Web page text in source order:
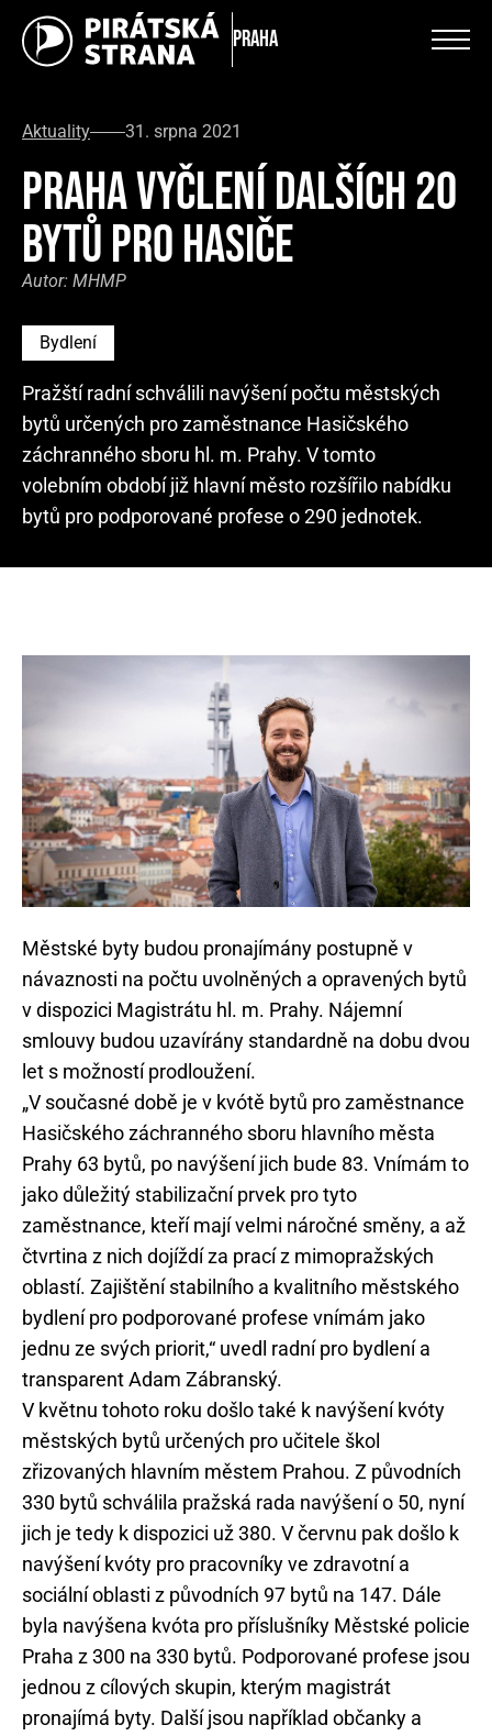
Praha
Aktuality 31. srpna 2021
PRAHA VYČLENÍ DALŠÍCH 20
BYTŮ PRO HASIČE
Autor: MHMP
Bydlení
Pražští radní schválili navýšení počtu městských
bytů určených pro zaměstnance Hasičského
záchranného sboru hl. m. Prahy. V tomto
volebním období již hlavní město rozšířilo nabídku
bytů pro podporované profese o 290 jednotek.
Městské byty budou pronajímány postupně v
návaznosti na počtu uvolněných a opravených bytů
v dispozici Magistrátu hl. m. Prahy. Nájemní
smlouvy budou uzavírány standardně na dobu dvou
let s možností prodloužení.
„V současné době je v kvótě bytů pro zaměstnance
Hasičského záchranného sboru hlavního města
Prahy 63 bytů, po navýšení jich bude 83. Vnímám to
jako důležitý stabilizační prvek pro tyto
zaměstnance, kteří mají velmi náročné směny, a až
čtvrtina z nich dojíždí za prací z mimopražských
oblastí. Zajištění stabilního a kvalitního městského
bydlení pro podporované profese vnímám jako
jednu ze svých priorit,“ uvedl radní pro bydlení a
transparent Adam Zábranský.
V květnu tohoto roku došlo také k navýšení kvóty
městských bytů určených pro učitele škol
zřizovaných hlavním městem Prahou. Z původních
330 bytů schválila pražská rada navýšení o 50, nyní
jich je tedy k dispozici už 380. V červnu pak došlo k
navýšení kvóty pro pracovníky ve zdravotní a
sociální oblasti z původních 97 bytů na 147. Dále
byla navýšena kvóta pro příslušníky Městské policie
Praha z 300 na 330 bytů. Podporované profese jsou
jednou z cílových skupin, kterým magistrát
pronajímá byty. Další jsou například občanky a